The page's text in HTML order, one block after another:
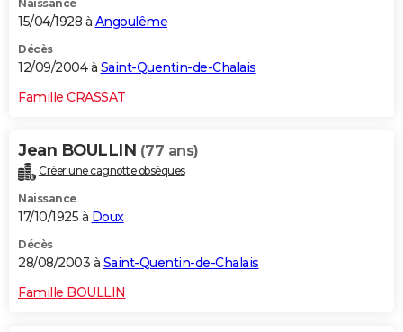
Naissance
15/04/1928 à Angoulême
Décès
12/09/2004 à Saint-Quentin-de-Chalais
Famille CRASSAT
Jean BOULLIN (77 ans)
Créer une cagnotte obsèques
Naissance
17/10/1925 à Doux
Décès
28/08/2003 à Saint-Quentin-de-Chalais
Famille BOULLIN